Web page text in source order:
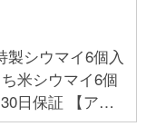
シウマイ6個入
米シウマイ6個
昔ながらのシウ